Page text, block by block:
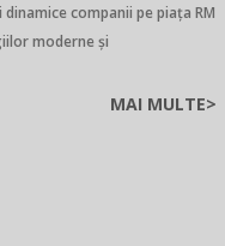
companii pe piaţa RM
moderne și
MAI MULTE>